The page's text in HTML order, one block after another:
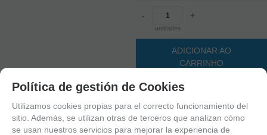
-
unidades
+
ADICIONAR AO
CARRINHO
FAMÍLIAS RELACIONADAS
BASE AL AGUA - CAKE
BELLEZA
Política de gestión de Cookies
Utilizamos cookies propias para el correcto funcionamiento del
sitio. Además, se utilizan otras de terceros que analizan cómo
se usan nuestros servicios para mejorar la experiencia de